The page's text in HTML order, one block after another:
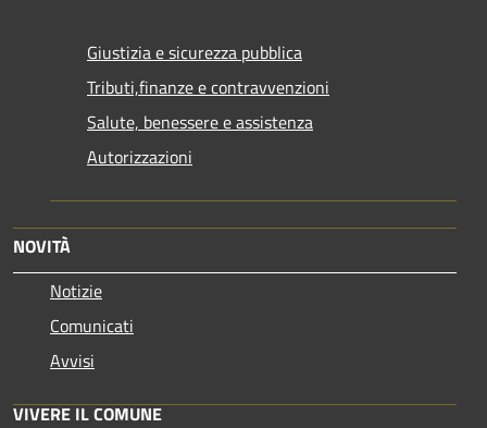
Giustizia e sicurezza pubblica
Tributi,finanze e contravvenzioni
Salute, benessere e assistenza
Autorizzazioni
NOVITÀ
Notizie
Comunicati
Avvisi
VIVERE IL COMUNE